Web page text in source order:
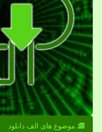
موضوع های الف دانلود